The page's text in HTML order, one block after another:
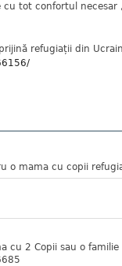
cu tot confortul
refugiații din
o mama cu copii
cu 2 Copii sau o